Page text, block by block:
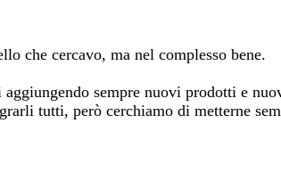
che cercavo, ma nel complesso bene.
sempre nuovi prodotti e
tutti, però cerchiamo di metterne